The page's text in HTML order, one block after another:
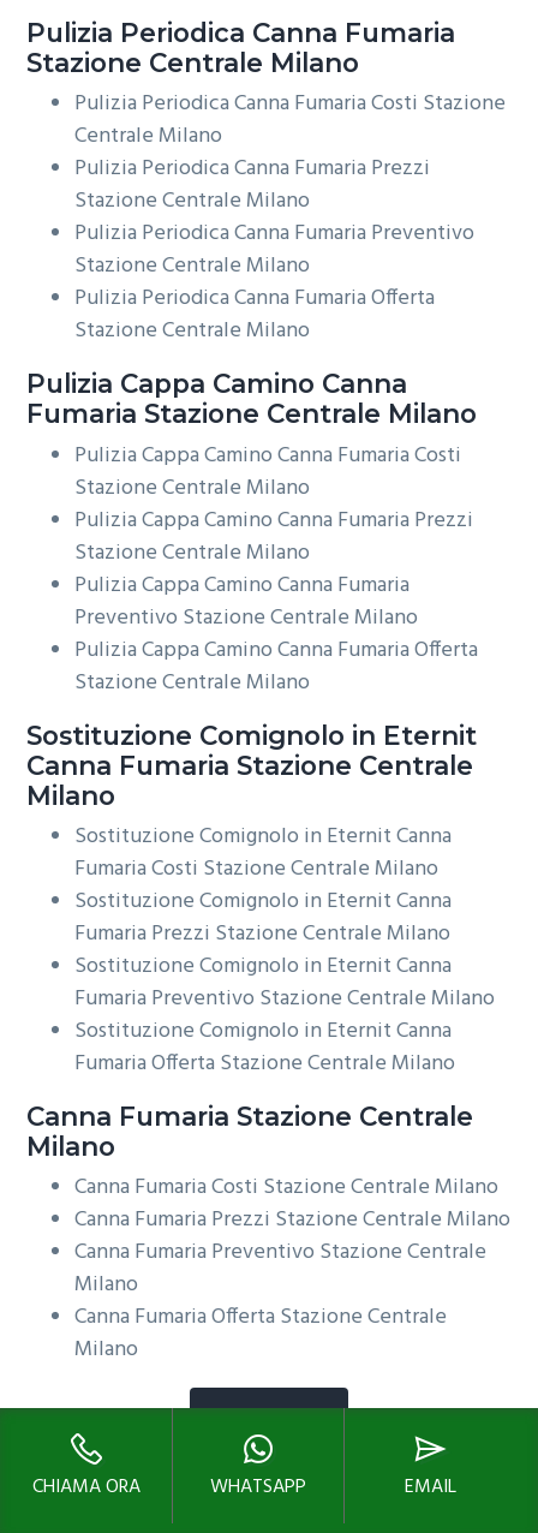
Pulizia Periodica Canna Fumaria
Stazione Centrale Milano
Pulizia Periodica Canna Fumaria Costi Stazione
Centrale Milano
Pulizia Periodica Canna Fumaria Prezzi
Stazione Centrale Milano
Pulizia Periodica Canna Fumaria Preventivo
Stazione Centrale Milano
Pulizia Periodica Canna Fumaria Offerta
Stazione Centrale Milano
Pulizia Cappa Camino Canna
Fumaria Stazione Centrale Milano
Pulizia Cappa Camino Canna Fumaria Costi
Stazione Centrale Milano
Pulizia Cappa Camino Canna Fumaria Prezzi
Stazione Centrale Milano
Pulizia Cappa Camino Canna Fumaria
Preventivo Stazione Centrale Milano
Pulizia Cappa Camino Canna Fumaria Offerta
Stazione Centrale Milano
Sostituzione Comignolo in Eternit
Canna Fumaria Stazione Centrale
Milano
Sostituzione Comignolo in Eternit Canna
Fumaria Costi Stazione Centrale Milano
Sostituzione Comignolo in Eternit Canna
Fumaria Prezzi Stazione Centrale Milano
Sostituzione Comignolo in Eternit Canna
Fumaria Preventivo Stazione Centrale Milano
Sostituzione Comignolo in Eternit Canna
Fumaria Offerta Stazione Centrale Milano
Canna Fumaria Stazione Centrale
Milano
Canna Fumaria Costi Stazione Centrale Milano
Canna Fumaria Prezzi Stazione Centrale Milano
Canna Fumaria Preventivo Stazione Centrale
Milano
Canna Fumaria Offerta Stazione Centrale
Milano
Spazzacamino Canne Fumarie
CHIAMA ORA WHATSAPP EMAIL